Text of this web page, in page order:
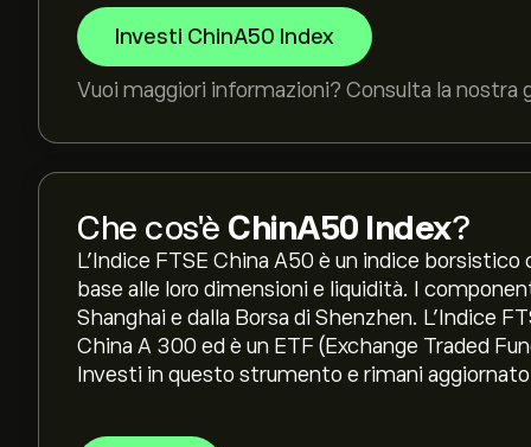
Investi ChinA50 Index
Vuoi maggiori informazioni? Consulta la nostra
Che cos'è ChinA50 Index?
L'Indice FTSE China A50 è un indice
base alle loro dimensioni e liquidità. I
Shanghai e dalla Borsa di Shenzhen. L'Indice
China A 300 ed è un ETF (Exchange Traded
Investi in questo strumento e rimani